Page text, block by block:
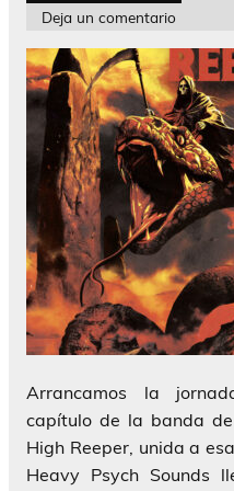
Deja un comentario
Arrancamos la
capítulo de la banda
High Reeper, unida a
Heavy Psych Sounds